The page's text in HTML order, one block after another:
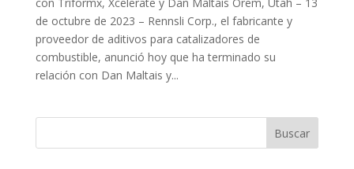
de octubre de 2023 – Rennsli Corp., el fabricante y
proveedor de aditivos para catalizadores de
combustible, anunció hoy que ha terminado su
relación con Dan Maltais y...